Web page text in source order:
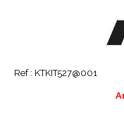
Ref : KTKIT527@001